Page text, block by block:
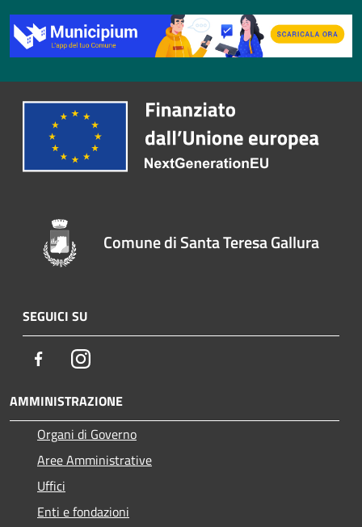
Comune di Santa Teresa Gallura
SEGUICI SU
FacebookInstagram
AMMINISTRAZIONE
Organi di Governo
Aree Amministrative
Uffici
Enti e fondazioni